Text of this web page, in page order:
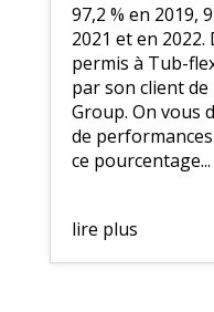
97,2 % en 2019,
2021 et en
permis à Tub-
par son client
Group. On vous
de
ce pourcentage...
lire plus